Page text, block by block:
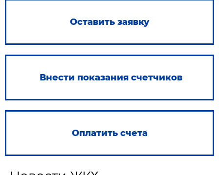
Оставить заявку
Внести показания счетчиков
Оплатить счета